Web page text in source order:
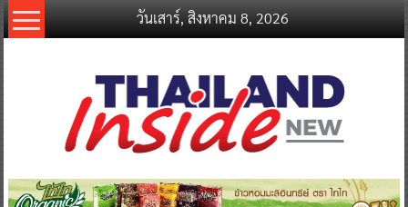
Skip
to
วันเสาร์, สิงหาคม 8, 2026
thailandinsidenew.com